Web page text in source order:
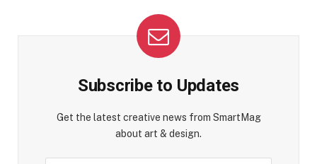
Subscribe to Updates
Get the latest creative news from SmartMag
about art & design.